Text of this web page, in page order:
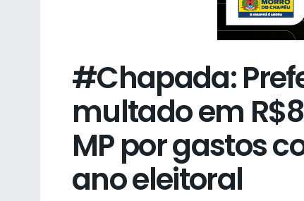
#Chapada:
multado em
MP por gastos
ano eleitoral